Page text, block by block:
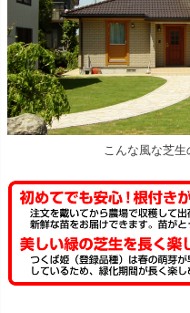
こんな風な芝生